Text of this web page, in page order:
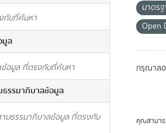
กับที่ค้นหา
มูล
ข้อมูล ที่ตรงกับที่ค้นหา
รรมาภิบาลข้อมูล
มธรรมาภิบาลข้อมูล ที่ตรงกับ
มาตร
Open
กรุณาล
คุณสามาร